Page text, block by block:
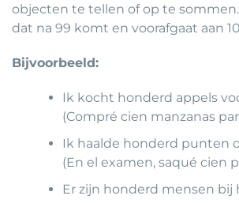
objecten te tellen of op te
dat na 99 komt en voorafgaat aan
Bijvoorbeeld:
Ik kocht honderd appels
(Compré cien manzanas
Ik haalde honderd punten
(En el examen, saqué cien
Er zijn honderd mensen bij